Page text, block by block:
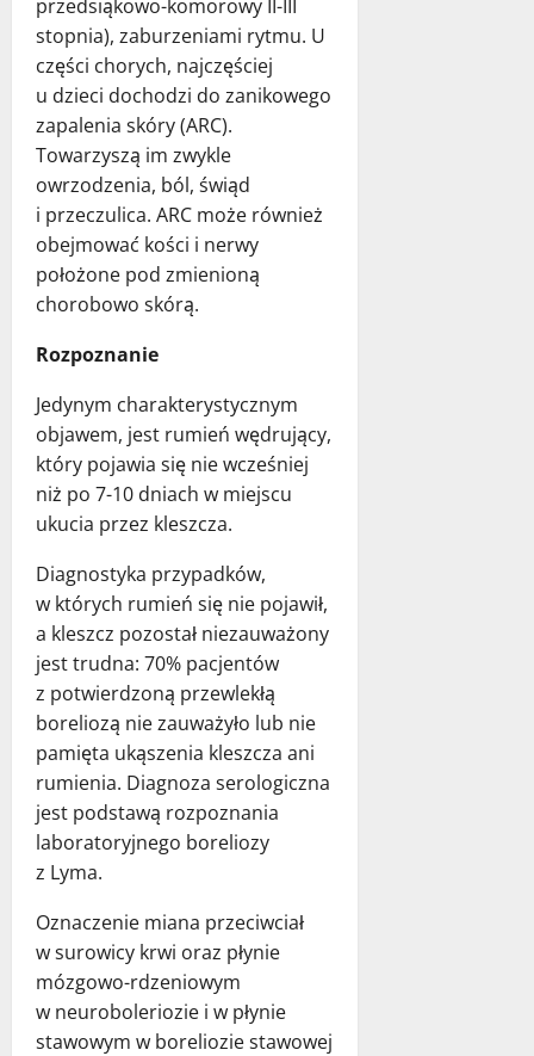
przedsiąkowo-komorowy II-III
stopnia), zaburzeniami rytmu. U
części chorych, najczęściej
u dzieci dochodzi do zanikowego
zapalenia skóry (ARC).
Towarzyszą im zwykle
owrzodzenia, ból, świąd
i przeczulica. ARC może również
obejmować kości i nerwy
położone pod zmienioną
chorobowo skórą.
Rozpoznanie
Jedynym charakterystycznym
objawem, jest rumień wędrujący,
który pojawia się nie wcześniej
niż po 7-10 dniach w miejscu
ukucia przez kleszcza.
Diagnostyka przypadków,
w których rumień się nie pojawił,
a kleszcz pozostał niezauważony
jest trudna: 70% pacjentów
z potwierdzoną przewlekłą
boreliozą nie zauważyło lub nie
pamięta ukąszenia kleszcza ani
rumienia. Diagnoza serologiczna
jest podstawą rozpoznania
laboratoryjnego boreliozy
z Lyma.
Oznaczenie miana przeciwciał
w surowicy krwi oraz płynie
mózgowo-rdzeniowym
w neuroboleriozie i w płynie
stawowym w boreliozie stawowej